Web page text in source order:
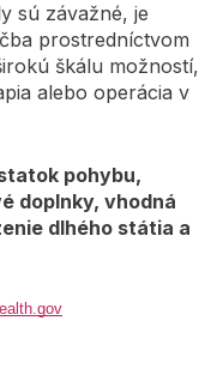
sú závažné, je
prostredníctvom
škálu možností,
alebo operácia v
pohybu,
doplnky, vhodná
dlhého státia a